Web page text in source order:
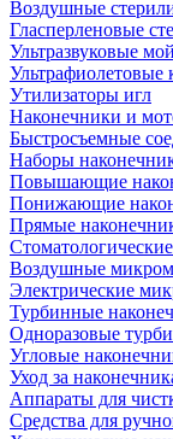
Воздушные
Гласперленовые
Ультразвуковые
Ультрафиолетовые
Утилизаторы игл
Наконечники и
Быстросъемные
Наборы
Повышающие
Понижающие
Прямые
Воздушные
Электрические
Турбинные
Одноразовые
Угловые
Уход за
Аппараты для
Средства для